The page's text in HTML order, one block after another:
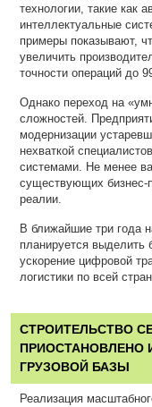
технологии, такие как
интеллектуальные
примеры показывают,
увеличить
точности операций до
Однако переход на
сложностей.
модернизации
нехваткой
системами. Не менее
существующих бизнес-
реалии.
В ближайшие три года
планируется выделить
ускорение цифровой
логистики по всей
СТРОИТЕЛЬСТВО
ПРИОСТАНОВЛЕНО
ГРУЗОВОЙ БАЗЫ
Реализация